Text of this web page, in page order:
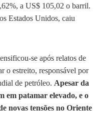
a US$ 105,02 o barril.
Estados Unidos, caiu
se após relatos de
o estreito, responsável por
de petróleo. Apesar da
em patamar elevado, e o
novas tensões no Oriente